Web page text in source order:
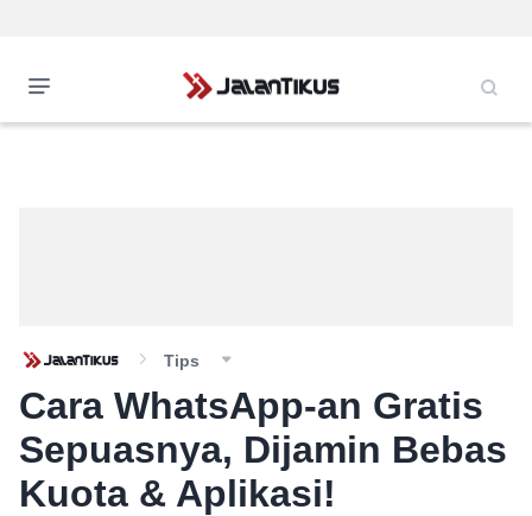
Tips
Cara WhatsApp-an Gratis
Sepuasnya, Dijamin Bebas
Kuota & Aplikasi!